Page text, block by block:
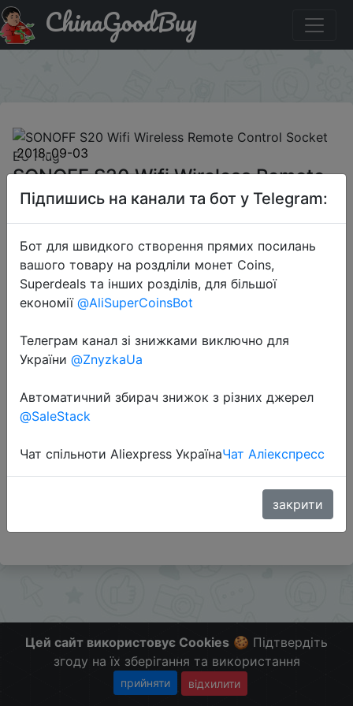
Придбати по акціи SONOFF S20 Wifi Wireless Remote
Control Socket EU Plug
ChinaGoodBuy
2018-09-03
SONOFF S20 Wifi Wireless Remote
Control Socket EU Plug
$11.99
Перейти до магазину
Додаткова інформація відсутня.
Слідкуйте за знижками на мобільному, в телеграм
Цей сайт використовує Cookies 🍪 Підтвердіть
згоду на їх зберігання та використання
прийняти відхилити
Підпишись на канали та бот у Telegram:
Бот для швидкого створення прямих посилань
вашого товару на роздліли монет Coins,
Superdeals та інших розділів, для більшої
економії @AliSuperCoinsBot
Телеграм канал зі знижками виключно для
України @ZnyzkaUa
Автоматичний збирач знижок з різних джерел
@SaleStack
Чат спільноти Aliexpress УкраїнаЧат Аліекспресс
закрити